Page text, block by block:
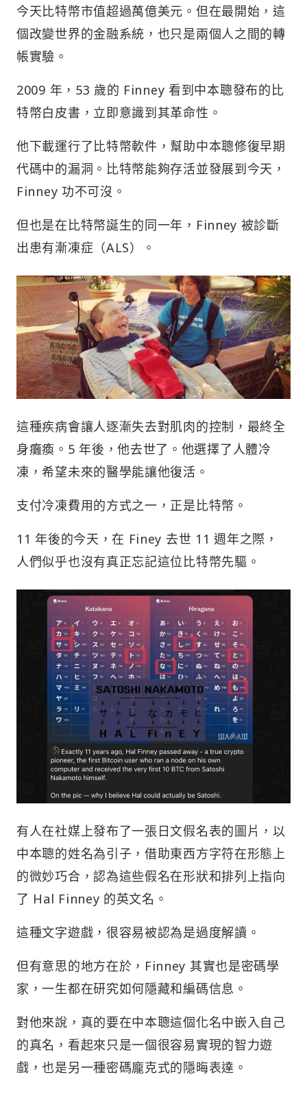
今天比特幣市值超過萬億美元。但在最開始，這
個改變世界的金融系統，也只是兩個人之間的轉
帳實驗。
2009 年，53 歲的 Finney 看到中本聰發布的比
特幣白皮書，立即意識到其革命性。
他下載運行了比特幣軟件，幫助中本聰修復早期
代碼中的漏洞。比特幣能夠存活並發展到今天，
Finney 功不可沒。
但也是在比特幣誕生的同一年，Finney 被診斷
出患有漸凍症（ALS）。
這種疾病會讓人逐漸失去對肌肉的控制，最終全
身癱瘓。5 年後，他去世了。他選擇了人體冷
凍，希望未來的醫學能讓他復活。
支付冷凍費用的方式之一，正是比特幣。
11 年後的今天，在 Finey 去世 11 週年之際，
人們似乎也沒有真正忘記這位比特幣先驅。
有人在社媒上發布了一張日文假名表的圖片，以
中本聰的姓名為引子，借助東西方字符在形態上
的微妙巧合，認為這些假名在形狀和排列上指向
了 Hal Finney 的英文名。
這種文字遊戲，很容易被認為是過度解讀。
但有意思的地方在於，Finney 其實也是密碼學
家，一生都在研究如何隱藏和編碼信息。
對他來說，真的要在中本聰這個化名中嵌入自己
的真名，看起來只是一個很容易實現的智力遊
戲，也是另一種密碼龐克式的隱晦表達。